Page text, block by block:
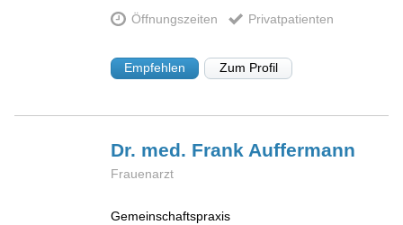
Öffnungszeiten Privatpatienten
Empfehlen Zum Profil
Dr. med. Frank Auffermann
Frauenarzt
Gemeinschaftspraxis